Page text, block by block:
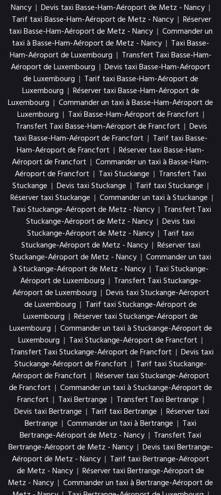
Nancy | Devis taxi Basse-Ham-Aéroport de Metz - Nancy |
Tarif taxi Basse-Ham-Aéroport de Metz - Nancy | Réserver
taxi Basse-Ham-Aéroport de Metz - Nancy | Commander un
taxi à Basse-Ham-Aéroport de Metz - Nancy | Taxi Basse-
Ham-Aéroport de Luxembourg | Transfert Taxi Basse-Ham-
Aéroport de Luxembourg | Devis taxi Basse-Ham-Aéroport
de Luxembourg | Tarif taxi Basse-Ham-Aéroport de
Luxembourg | Réserver taxi Basse-Ham-Aéroport de
Luxembourg | Commander un taxi à Basse-Ham-Aéroport de
Luxembourg | Taxi Basse-Ham-Aéroport de Francfort |
Transfert Taxi Basse-Ham-Aéroport de Francfort | Devis
taxi Basse-Ham-Aéroport de Francfort | Tarif taxi Basse-
Ham-Aéroport de Francfort | Réserver taxi Basse-Ham-
Aéroport de Francfort | Commander un taxi à Basse-Ham-
Aéroport de Francfort | Taxi Stuckange | Transfert Taxi
Stuckange | Devis taxi Stuckange | Tarif taxi Stuckange |
Réserver taxi Stuckange | Commander un taxi à Stuckange |
Taxi Stuckange-Aéroport de Metz - Nancy | Transfert Taxi
Stuckange-Aéroport de Metz - Nancy | Devis taxi
Stuckange-Aéroport de Metz - Nancy | Tarif taxi
Stuckange-Aéroport de Metz - Nancy | Réserver taxi
Stuckange-Aéroport de Metz - Nancy | Commander un taxi
à Stuckange-Aéroport de Metz - Nancy | Taxi Stuckange-
Aéroport de Luxembourg | Transfert Taxi Stuckange-
Aéroport de Luxembourg | Devis taxi Stuckange-Aéroport
de Luxembourg | Tarif taxi Stuckange-Aéroport de
Luxembourg | Réserver taxi Stuckange-Aéroport de
Luxembourg | Commander un taxi à Stuckange-Aéroport de
Luxembourg | Taxi Stuckange-Aéroport de Francfort |
Transfert Taxi Stuckange-Aéroport de Francfort | Devis taxi
Stuckange-Aéroport de Francfort | Tarif taxi Stuckange-
Aéroport de Francfort | Réserver taxi Stuckange-Aéroport
de Francfort | Commander un taxi à Stuckange-Aéroport de
Francfort | Taxi Bertrange | Transfert Taxi Bertrange |
Devis taxi Bertrange | Tarif taxi Bertrange | Réserver taxi
Bertrange | Commander un taxi à Bertrange | Taxi
Bertrange-Aéroport de Metz - Nancy | Transfert Taxi
Bertrange-Aéroport de Metz - Nancy | Devis taxi Bertrange-
Aéroport de Metz - Nancy | Tarif taxi Bertrange-Aéroport
de Metz - Nancy | Réserver taxi Bertrange-Aéroport de
Metz - Nancy | Commander un taxi à Bertrange-Aéroport de